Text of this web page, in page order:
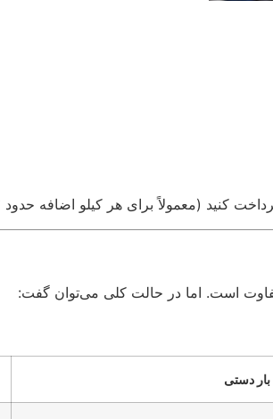
برای هر کیلو اضافه حدود ۲ تا ۵ درصد قیمت بلیت).
است. اما در حالت کلی می‌توان گفت:
بار دستی